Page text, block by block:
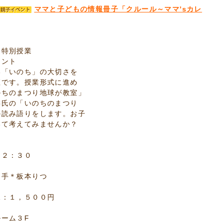
ママと子どもの情報冊子「クルール～ママ'sカレ
別授業
ト
いのち」の大切さを
す。授業形式に進め
のまつり地球が教室」
の「いのちのまつり
み語りをします。お子
考えてみませんか？
：３０
＊板本りつ
１，５００円
ム３F